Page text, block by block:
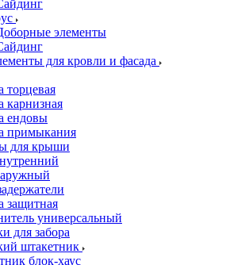
элементы
для кровли и фасада
торцевая
карнизная
ендовы
примыкания
для крыши
защитная
универсальный
для забора
штакетник
блок-хаус